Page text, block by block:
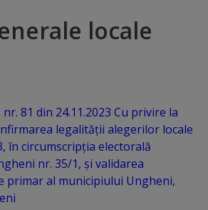
locale
81 din 24.11.2023 Cu privire la
legalității alegerilor locale
în circumscripția electorală
nr. 35/1, și validarea
primar al municipiului Ungheni,